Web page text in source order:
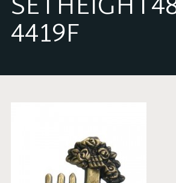
4419F